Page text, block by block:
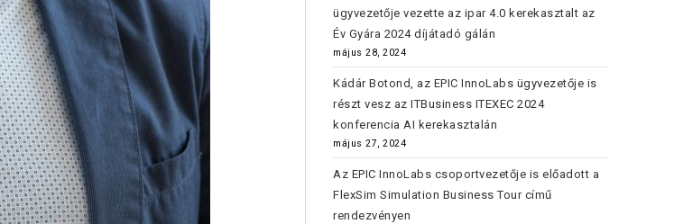
ügyvezetője vezette az ipar 4.0 kerekasztalt az
Év Gyára 2024 díjátadó gálán
május 28, 2024
Kádár Botond, az EPIC InnoLabs ügyvezetője is
részt vesz az ITBusiness ITEXEC 2024
konferencia AI kerekasztalán
május 27, 2024
Az EPIC InnoLabs csoportvezetője is előadott a
FlexSim Simulation Business Tour című
rendezvényen